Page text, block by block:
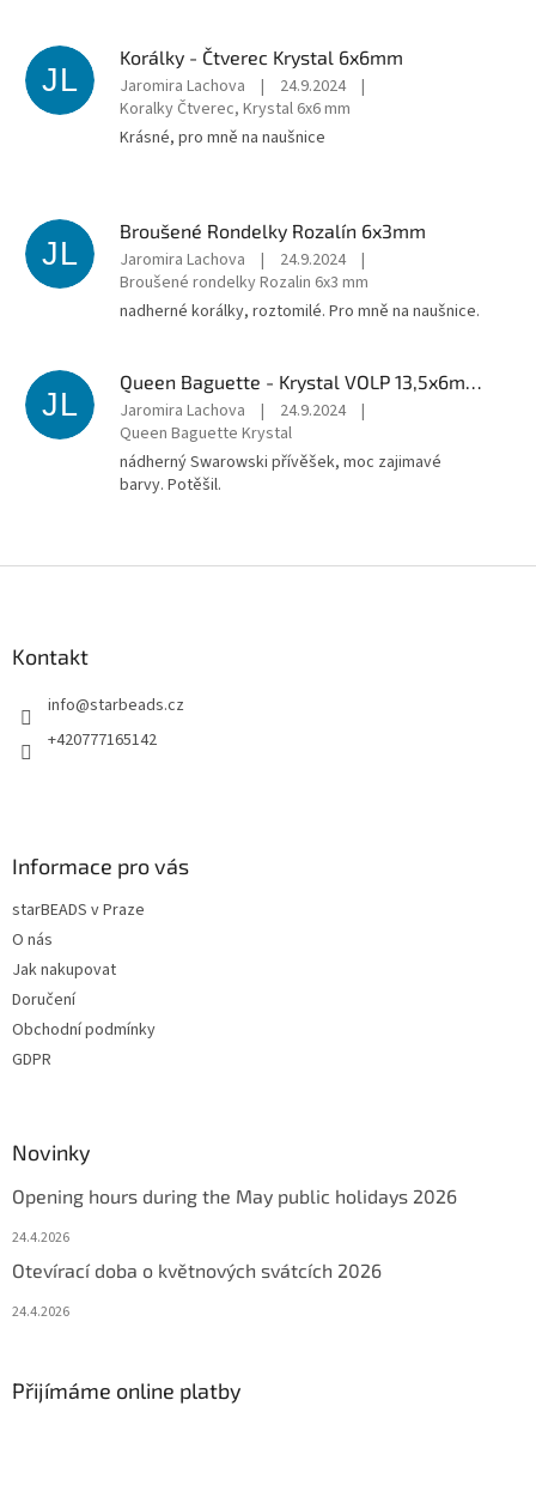
JL
Korálky - Čtverec Krystal 6x6mm
Jaromira Lachova | 24.9.2024
|
Koralky Čtverec, Krystal 6x6 mm
Krásné, pro mně na naušnice
JL
Broušené Rondelky Rozalín 6x3mm
Jaromira Lachova | 24.9.2024
|
Broušené rondelky Rozalin 6x3 mm
nadherné korálky, roztomilé. Pro mně na naušnice.
JL Jaromira Lachova | 24.9.2024
|
Queen Baguette Krystal
nádherný Swarowski přívěšek, moc zajimavé
barvy. Potěšil.
Kontakt
info@starbeads.cz
+420777165142
Informace pro vás
starBEADS v Praze
O nás
Jak nakupovat
Doručení
Obchodní podmínky
GDPR
Novinky
Opening hours during the May public holidays 2026
24.4.2026
Otevírací doba o květnových svátcích 2026
24.4.2026
Přijímáme online platby